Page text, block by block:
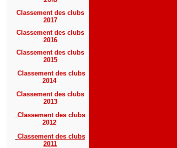
Classement des clubs
2017
Classement des clubs
2016
Classement des clubs
2015
Classement des clubs
2014
Classement des clubs
2013
Classement des clubs
2012
Classement des clubs
2011